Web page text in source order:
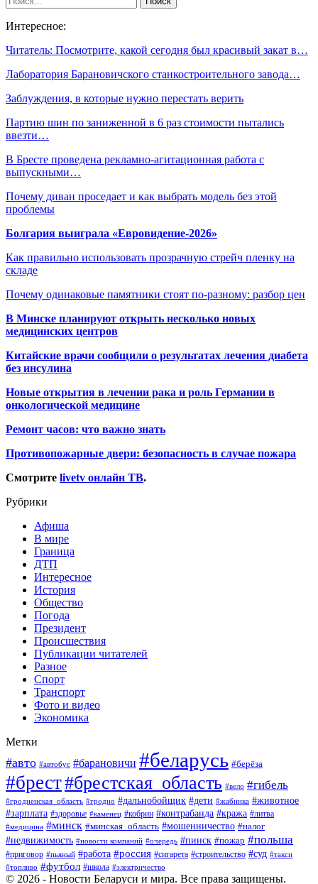
Интересное:
Читатель: Посмотрите, какой сегодня был красивый закат в…
Лаборатория Барановичского станкостроительного завода…
Заблуждения, в которые нужно перестать верить
Партию шин по заниженной в 6 раз стоимости пытались
ввезти…
В Бресте проведена рекламно-агитационная работа с
выпускными…
Почему диван проседает и как выбрать модель без этой
проблемы
Болгария выиграла «Евровидение-2026»
Как правильно использовать прозрачную стрейч пленку на
складе
Почему одинаковые памятники стоят по-разному: разбор цен
В Минске планируют открыть несколько новых
медицинских центров
Китайские врачи сообщили о результатах лечения диабета
без инсулина
Новые открытия в лечении рака и роль Германии в
онкологической медицине
Ремонт часов: что важно знать
Противопожарные двери: безопасность в случае пожара
Смотрите livetv онлайн ТВ.
Рубрики
Афиша
В мире
Граница
ДТП
Интересное
История
Общество
Погода
Президент
Происшествия
Публикации читателей
Разное
Спорт
Транспорт
Фото и видео
Экономика
Метки
#авто #автобус #барановичи #беларусь #берёза
#брест#брестская_область #вело #гибель
#гродненская_область #гродно #дальнобойщик #дети #жабинка #животное
#зарплата #здоровье #каменец #кобрин #контрабанда #кража #литва
#медицина #минск #минская_область #мошенничество #налог
#недвижимость #новости компаний #очередь #пинск #пожар #польша
#приговор #пьяный #работа #россия #сигарета #строительство #суд #такси
#топливо #футбол #школа #электричество
© 2026 - Новости Беларуси и мира. Все права защищены.